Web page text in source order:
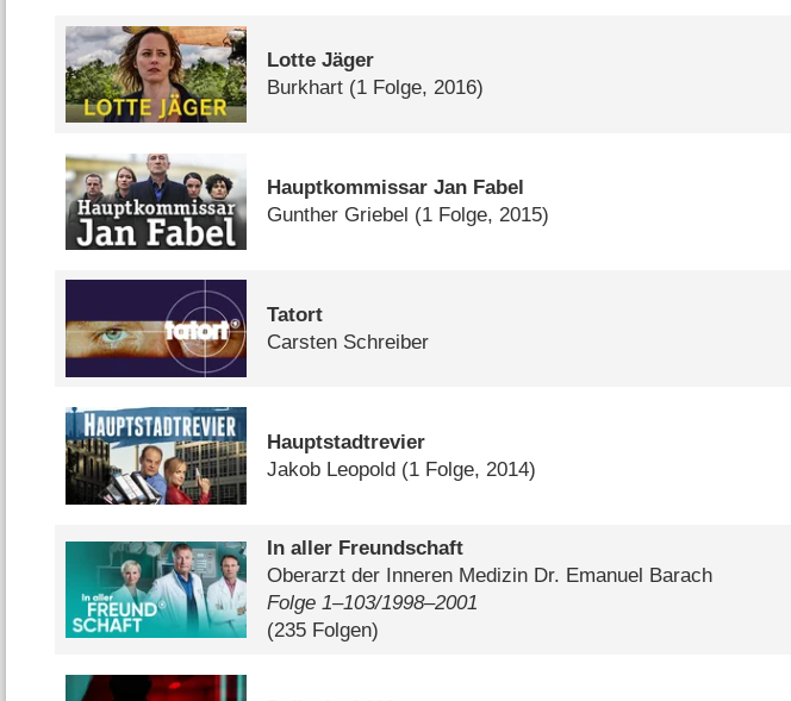
Lotte Jäger
Burkhart (1 Folge, 2016)
Hauptkommissar Jan Fabel
Gunther Griebel (1 Folge, 2015)
Tatort
Carsten Schreiber
Hauptstadtrevier
Jakob Leopold (1 Folge, 2014)
In aller Freundschaft
Oberarzt der Inneren Medizin Dr. Emanuel Barach
Folge 1⁠–⁠103/​1998⁠–⁠2001
(235 Folgen)